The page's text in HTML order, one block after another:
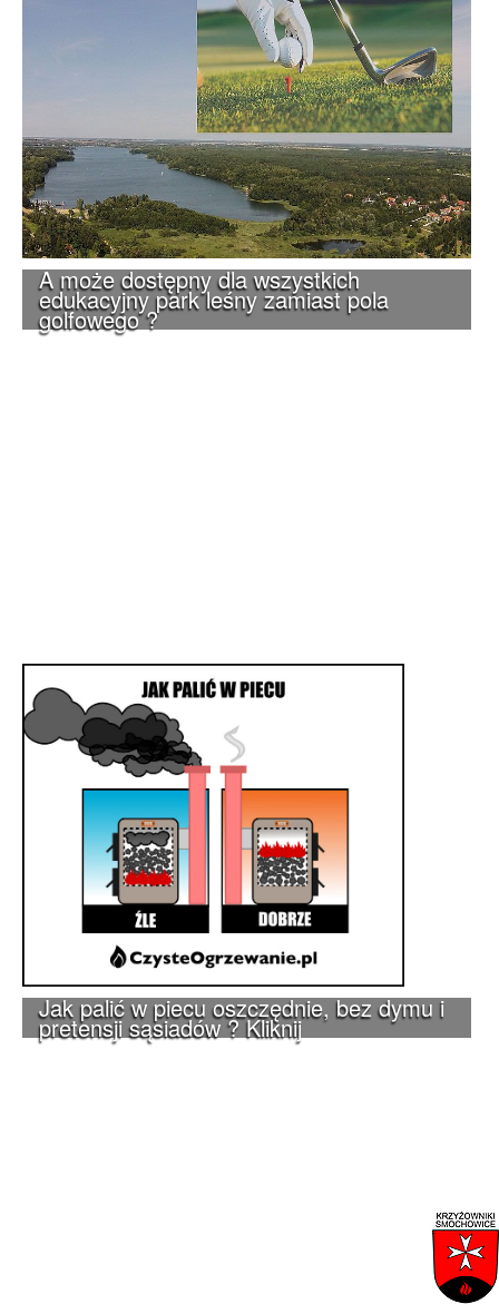
A może dostępny dla wszystkich
edukacyjny park leśny zamiast pola
golfowego ?
Jak palić w piecu oszczędnie, bez dymu i
pretensji sąsiadów ? Kliknij